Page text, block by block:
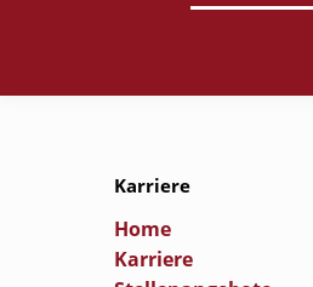
Karriere
Home
Karriere